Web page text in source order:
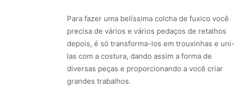
Para fazer uma belíssima colcha de fuxico você
precisa de vários e vários pedaços de retalhos
depois, é só transforma-los em trouxinhas e uni-
las com a costura, dando assim a forma de
diversas peças e proporcionando a você criar
grandes trabalhos.